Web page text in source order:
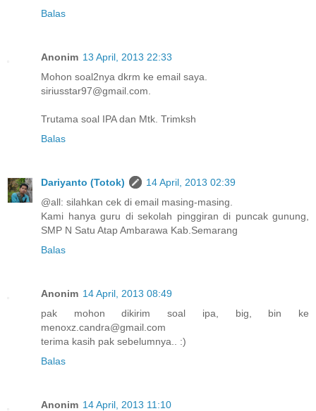
Balas
Anonim 13 April, 2013 22:33
Mohon soal2nya dkrm ke email saya.
siriusstar97@gmail.com.
Trutama soal IPA dan Mtk. Trimksh
Balas
Dariyanto (Totok)
14 April, 2013 02:39
@all: silahkan cek di email masing-masing.
Kami hanya guru di sekolah pinggiran di puncak gunung,
SMP N Satu Atap Ambarawa Kab.Semarang
Balas
Anonim 14 April, 2013 08:49
pak mohon dikirim soal ipa, big, bin ke
menoxz.candra@gmail.com
terima kasih pak sebelumnya.. :)
Balas
Anonim 14 April, 2013 11:10